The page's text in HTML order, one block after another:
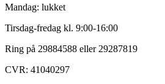
Mandag: lukket
Tirsdag-fredag kl. 9:00-16:00
Ring på 29884588 eller 29287819
CVR: 41040297